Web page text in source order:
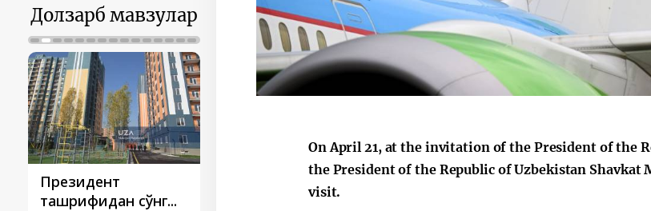
Долзарб мавзулар
Президент
ташрифидан сўнг...
ташрифлари
Қарор ва ижро
On April 21, at the invitation of the President of the
the President of the Republic of Uzbekistan
visit.